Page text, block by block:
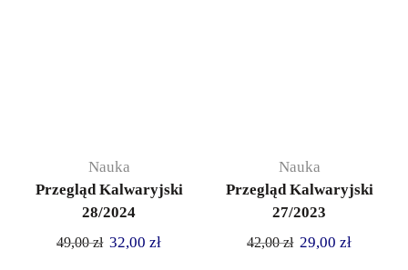
Nauka
Przegląd Kalwaryjski
28/2024
49,00zł 32,00 zł
Nauka
Przegląd Kalwaryjski
27/2023
42,00zł 29,00 zł